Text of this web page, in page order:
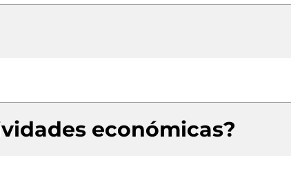
económicas?